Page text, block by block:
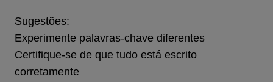
Sugestões:
Experimente palavras-chave diferentes
Certifique-se de que tudo está escrito
corretamente